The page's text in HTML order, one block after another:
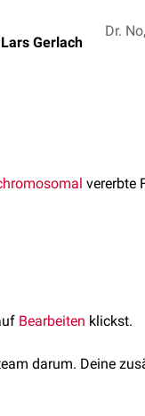
Gerlach
vererbte
die
) und missgestaltete
Bearbeiten klickst.
darum. Deine